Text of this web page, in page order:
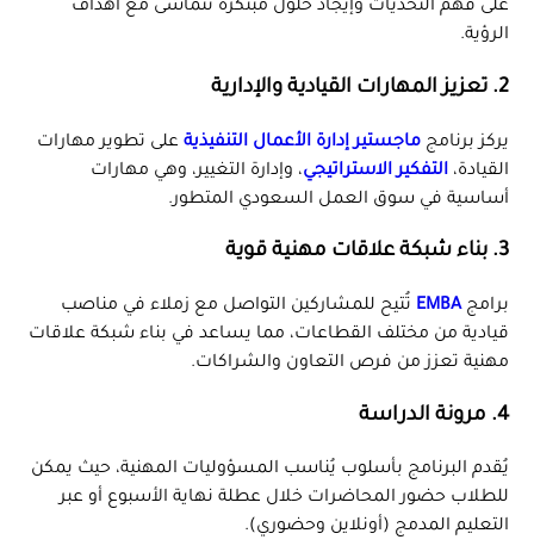
على فهم التحديات وإيجاد حلول مبتكرة تتماشى مع أهداف
الرؤية.
2. تعزيز المهارات القيادية والإدارية
يركز برنامج ماجستير إدارة الأعمال التنفيذية على تطوير مهارات
القيادة، التفكير الاستراتيجي، وإدارة التغيير، وهي مهارات
أساسية في سوق العمل السعودي المتطور.
3. بناء شبكة علاقات مهنية قوية
برامجEMBA تُتيح للمشاركين التواصل مع زملاء في مناصب
قيادية من مختلف القطاعات، مما يساعد في بناء شبكة علاقات
مهنية تعزز من فرص التعاون والشراكات.
4. مرونة الدراسة
يُقدم البرنامج بأسلوب يُناسب المسؤوليات المهنية، حيث يمكن
للطلاب حضور المحاضرات خلال عطلة نهاية الأسبوع أو عبر
التعليم المدمج (أونلاين وحضوري).